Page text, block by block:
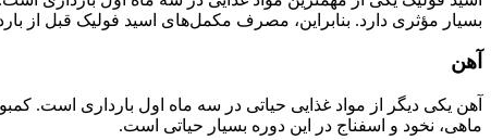
بسیار مؤثری دارد. بنابراین، مصرف مکمل‌های اسید فولیک قبل از
آهن
آهن یکی دیگر از مواد غذایی حیاتی در سه ماه اول بارداری است.
ماهی، نخود و اسفناج در این دوره بسیار حیاتی است.